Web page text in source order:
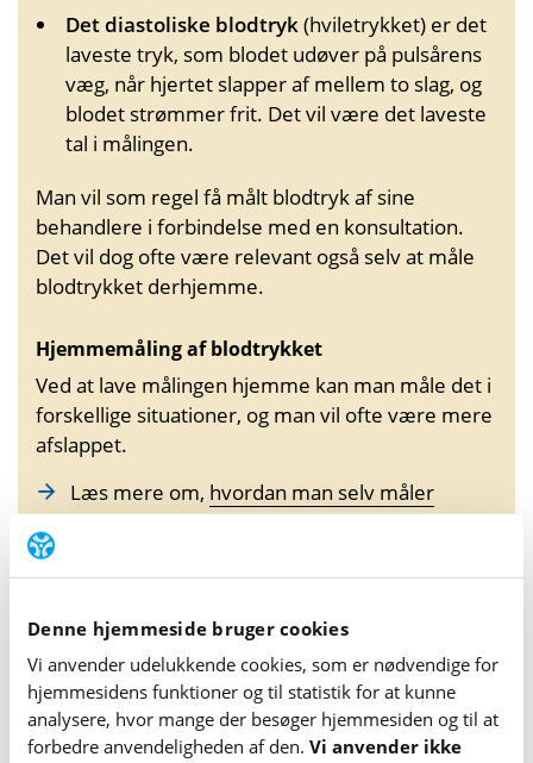
Denne hjemmeside bruger cookies
Vi anvender udelukkende cookies, som er nødvendige for
hjemme­sidens funktioner og til statistik for at kunne
analysere, hvor mange der besøger hjemme­siden og til at
forbedre anvende­lig­heden af den. Vi anvender ikke
Det diastoliske blodtryk(hvile­trykket) er det
laveste tryk, som blodet udøver på puls­årens
væg, når hjertet slapper af mellem to slag, og
blodet strømmer frit. Det vil være det laveste
tal i målingen.
Man vil som regel få målt blodtryk af sine
behandlere i forbindelse med en konsultation.
Det vil dog ofte være relevant også selv at måle
blodtrykket derhjemme.
Hjemmemåling af blodtrykket
Ved at lave målingen hjemme kan man måle det i
forskellige situationer, og man vil ofte være mere
afslappet.
Læs mere om, hvordan man selv måler
blodtryk
Hvad skal blodtrykket være?
Blod­trykket varierer hos alle mennesker, både fra dag
til dag og i løbet af døgnet. Det gør det fordi,
blodtrykket blandt andet afhænger af, hvor gammel